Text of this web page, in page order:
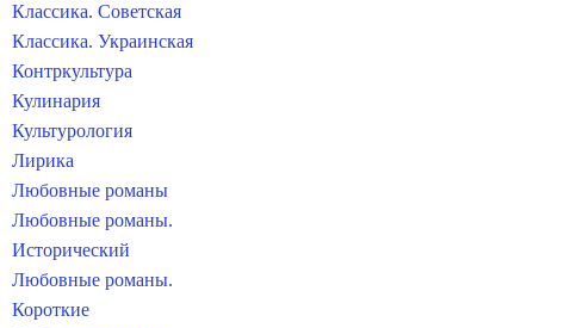
Классика. Советская
Классика. Украинская
Контркультура
Кулинария
Культурология
Лирика
Любовные романы
Любовные романы.
Исторический
Любовные романы.
Короткие